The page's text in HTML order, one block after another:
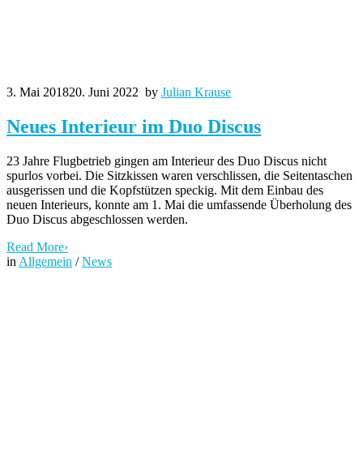
3. Mai 201820. Juni 2022 by Julian Krause
Neues Interieur im Duo Discus
23 Jahre Flugbetrieb gingen am Interieur des Duo Discus nicht
spurlos vorbei. Die Sitzkissen waren verschlissen, die Seitentaschen
ausgerissen und die Kopfstützen speckig. Mit dem Einbau des
neuen Interieurs, konnte am 1. Mai die umfassende Überholung des
Duo Discus abgeschlossen werden.
Read More›
in Allgemein /News